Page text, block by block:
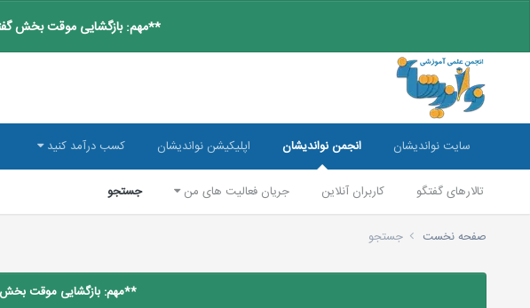
**مهم: بازگشایی موقت بخش
سایت نواندیشان انجمن نواندیشان
تالارهای گفتگو کاربران آنلاین جریان فعالیت های من جستجو
اپلیکیشن نواندیشان کسب درآمد کنید
صفحه نخست جستجو
**مهم: بازگشایی موقت بخش